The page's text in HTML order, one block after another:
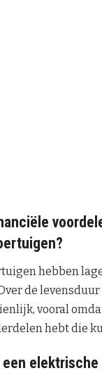
hebben
de
vooral
hebt die
een